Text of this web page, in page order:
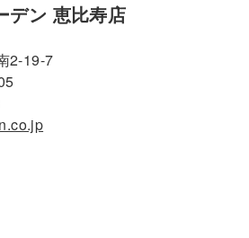
デン 恵比寿店
2-19-7